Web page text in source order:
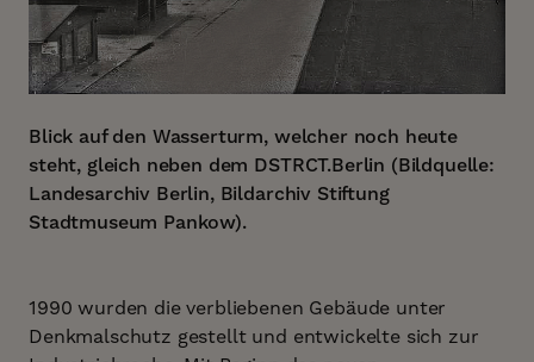
Blick auf den Wasserturm, welcher noch heute
steht, gleich neben dem DSTRCT.Berlin (Bildquelle:
Landesarchiv Berlin, Bildarchiv Stiftung
Stadtmuseum Pankow).
1990 wurden die verbliebenen Gebäude unter
Denkmalschutz gestellt und entwickelte sich zur